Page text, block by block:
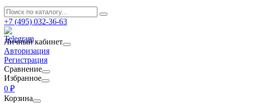
+7 (495) 032-36-63
Личный кабинет
Авторизация
Регистрация
Сравнение
Избранное
0 ₽
Корзина